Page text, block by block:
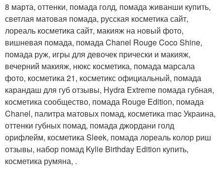
8 марта, оттенки, помада голд, помада живанши купить,
светлая матовая помада, русская косметика сайт,
лореаль косметика сайт, макияж на новый фото,
вишневая помада, помада Chanel Rouge Coco Shine,
помада руж, игры для девочек прически и макияж,
вечерний макияж, нюкс косметика, помада марсала
фото, косметика 21, косметикс официальный, помада
карандаш для губ отзывы, Hydra Extreme помада губная,
косметика сообщество, помада Rouge Edition, помада
Chanel, палитра матовых помад, косметика mac Украина,
оттенки губных помад, помада джордани голд
орифлейм, косметика Sleek, помада лореаль колор риш
отзывы, набор помад Kylie Birthday Edition купить,
косметика румяна, .